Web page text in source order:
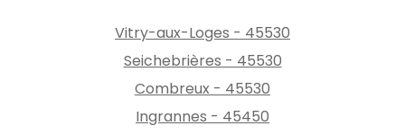
Vitry-aux-Loges - 45530
Seichebrières - 45530
Combreux - 45530
Ingrannes - 45450